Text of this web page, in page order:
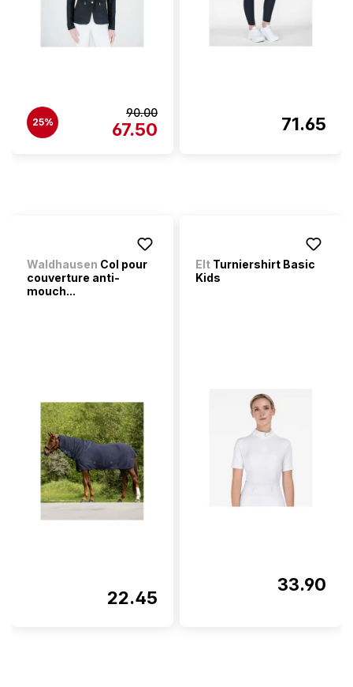
25%
90.00
67.50 71.65
Waldhausen Col pour
couverture anti-
mouch...
22.45
Elt Turniershirt Basic
Kids
33.90